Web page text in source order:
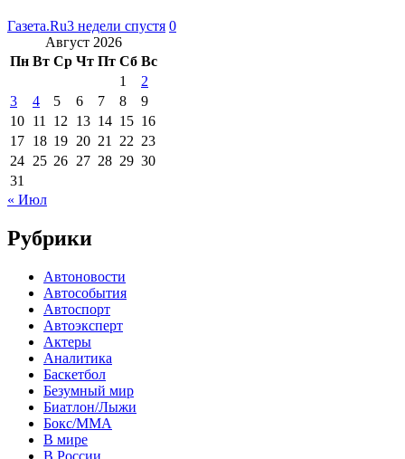
Газета.Ru3 недели спустя 0
Август 2026
Пн Вт Ср Чт Пт Сб Вс
1
2
3
4 5 6 7 8
9
10 11 12 13 14 15 16
17 18 19 20 21 22 23
24 25 26 27 28 29 30
31
« Июл
Рубрики
Автоновости
Автособытия
Автоспорт
Автоэксперт
Актеры
Аналитика
Баскетбол
Безумный мир
Биатлон/Лыжи
Бокс/MMA
В мире
В России